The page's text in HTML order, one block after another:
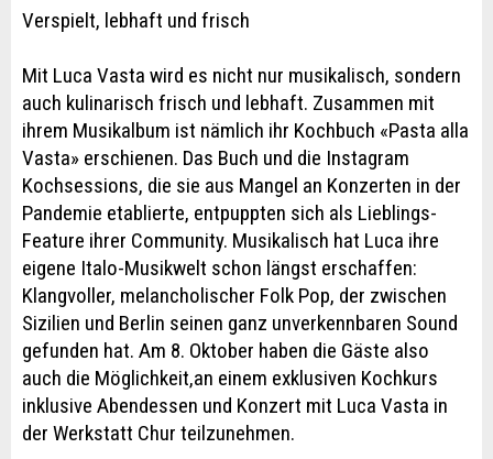
Verspielt, lebhaft und frisch
Mit Luca Vasta wird es nicht nur musikalisch, sondern
auch kulinarisch frisch und lebhaft. Zusammen mit
ihrem Musikalbum ist nämlich ihr Kochbuch «Pasta alla
Vasta» erschienen. Das Buch und die Instagram
Kochsessions, die sie aus Mangel an Konzerten in der
Pandemie etablierte, entpuppten sich als Lieblings-
Feature ihrer Community. Musikalisch hat Luca ihre
eigene Italo-Musikwelt schon längst erschaffen:
Klangvoller, melancholischer Folk Pop, der zwischen
Sizilien und Berlin seinen ganz unverkennbaren Sound
gefunden hat. Am 8. Oktober haben die Gäste also
auch die Möglichkeit,an einem exklusiven Kochkurs
inklusive Abendessen und Konzert mit Luca Vasta in
der Werkstatt Chur teilzunehmen.